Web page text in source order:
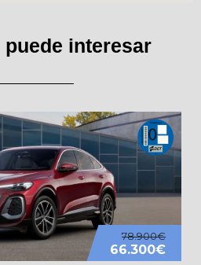
puede interesar
78.900€
66.300€